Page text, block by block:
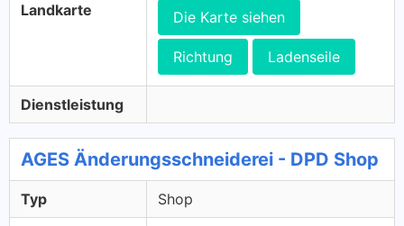
Landkarte Die Karte siehen
Richtung Ladenseile
Dienstleistung
AGES Änderungsschneiderei - DPD Shop
Typ Shop